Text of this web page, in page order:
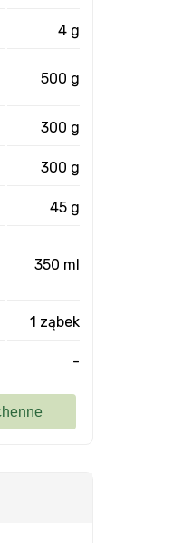
4 g
500 g
300 g
300 g
45 g
350 ml
1 ząbek
-